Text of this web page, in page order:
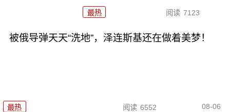
最热 阅读 7123
被俄导弹天天“洗地”，泽连斯基还在做着美梦！
最热 阅读 6552 08-06